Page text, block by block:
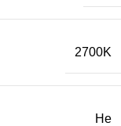
2700K
Не